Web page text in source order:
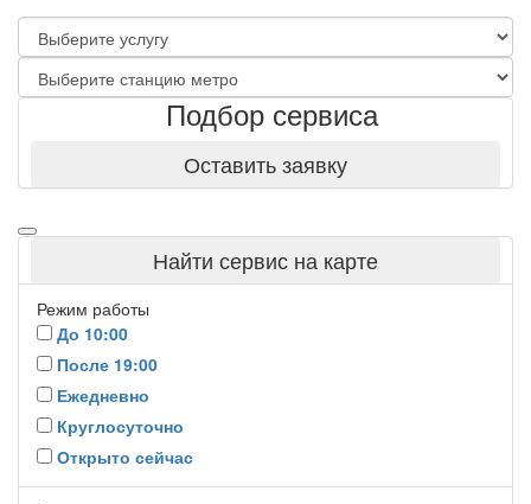
Подбор сервиса
Оставить заявку
Найти сервис на карте
Режим работы
До 10:00
После 19:00
Ежедневно
Круглосуточно
Открыто сейчас